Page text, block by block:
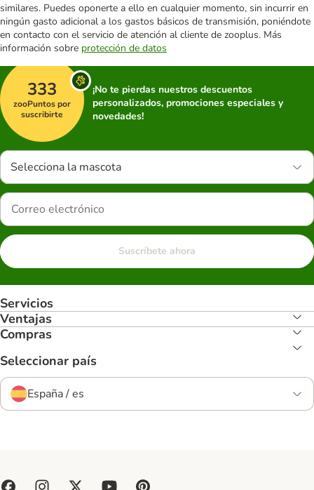
similares. Puedes oponerte a ello en cualquier momento, sin incurrir en
ningún gasto adicional a los gastos básicos de transmisión, poniéndote
en contacto con el servicio de atención al cliente de zooplus. Más
información sobre protección de datos
333
zooPuntos por
suscribirte
¡No te pierdas nuestros descuentos
personalizados, promociones especiales y
novedades!
Selecciona la mascota
Suscríbete ahora
Servicios
Ventajas
Compras
Seleccionar país
España / es